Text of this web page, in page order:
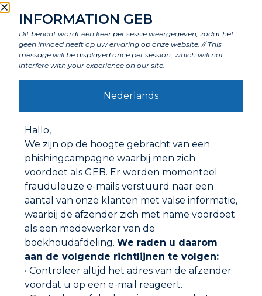
OLIFAN PTFE GAS-STOOM
INFORMATION GEB
Dit bericht wordt één keer per sessie weergegeven, zodat het
geen invloed heeft op uw ervaring op onze website. // This
message will be displayed once per session, which will not
interfere with your experience on our site.
Nederlands
Hallo,
We zijn op de hoogte gebracht van een
phishingcampagne waarbij men zich
voordoet als GEB. Er worden momenteel
frauduleuze e-mails verstuurd naar een
aantal van onze klanten met valse informatie,
waarbij de afzender zich met name voordoet
als een medewerker van de
boekhoudafdeling. We raden u daarom
aan de volgende richtlijnen te volgen:
• Controleer altijd het adres van de afzender
voordat u op een e-mail reageert.